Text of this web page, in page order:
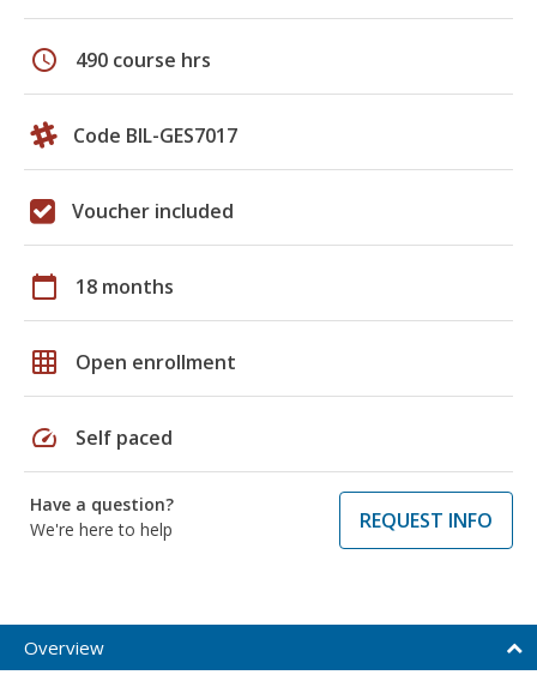
schedule 490 course hrs
Code BIL-GES7017
Voucher included
calendar_today 18 months
grid_on Open enrollment
speed Self paced
Have a question?
We're here to help
REQUEST INFO
Overview